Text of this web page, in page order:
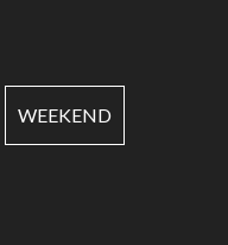
WEEKEND